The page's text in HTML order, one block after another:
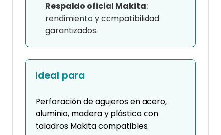
Respaldo oficial Makita:
rendimiento y compatibilidad
garantizados.
Ideal para
Perforación de agujeros en acero,
aluminio, madera y plástico con
taladros Makita compatibles.